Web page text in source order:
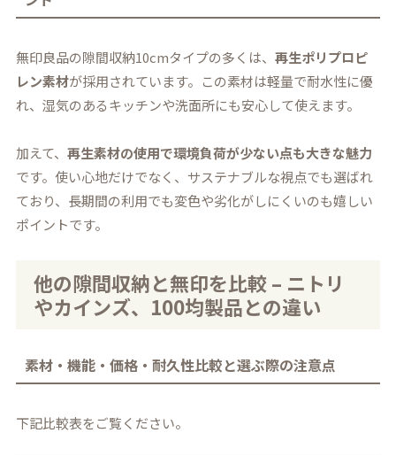
無印良品の隙間収納10cmタイプの多くは、再生ポリプロピ
レン素材が採用されています。この素材は軽量で耐水性に優
れ、湿気のあるキッチンや洗面所にも安心して使えます。
加えて、再生素材の使用で環境負荷が少ない点も大きな魅力
です。使い心地だけでなく、サステナブルな視点でも選ばれ
ており、長期間の利用でも変色や劣化がしにくいのも嬉しい
ポイントです。
他の隙間収納と無印を比較 – ニトリ
やカインズ、100均製品との違い
素材・機能・価格・耐久性比較と選ぶ際の注意点
下記比較表をご覧ください。